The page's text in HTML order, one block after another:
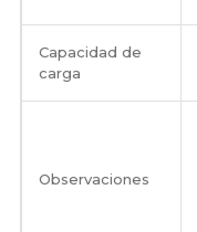
Capacidad de
carga
Observaciones